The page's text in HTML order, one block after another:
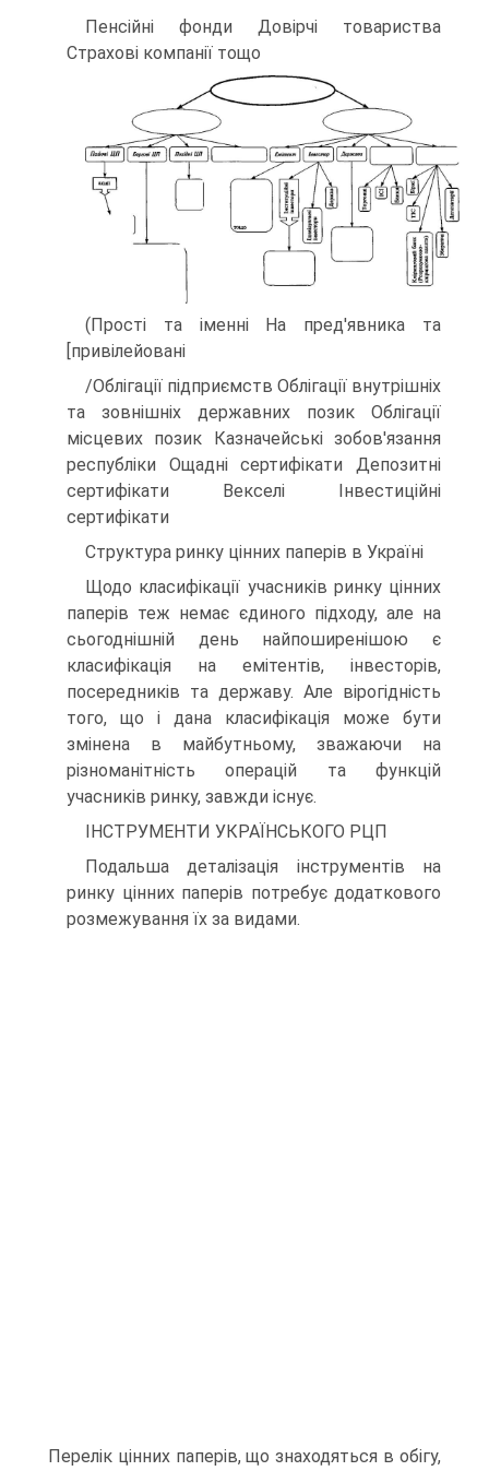
Пенсійні фонди Довірчі товариства
Страхові компанії тощо
(Прості та іменні На пред'явника та
[привілейовані
/Облігації підприємств Облігації внутрішніх
та зовнішніх державних позик Облігації
місцевих позик Казначейські зобов'язання
республіки Ощадні сертифікати Депозитні
сертифікати Векселі Інвестиційні
сертифікати
Структура ринку цінних паперів в Україні
Щодо класифікації учасників ринку цінних
паперів теж немає єдиного під­ходу, але на
сьогоднішній день найпоширенішою є
класифікація на емітентів, інвесторів,
посередників та державу. Але вірогідність
того, що і дана класифіка­ція може бути
змінена в майбутньому, зважаючи на
різноманітність операцій та функцій
учасників ринку, завжди існує.
ІНСТРУМЕНТИ УКРАЇНСЬКОГО РЦП
Подальша деталізація інструментів на
ринку цінних паперів потребує дода­ткового
розмежування їх за видами.
Перелік цінних паперів, що знаходяться в обігу,